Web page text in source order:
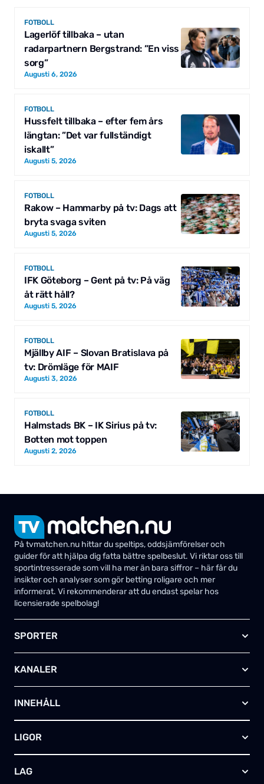
FOTBOLL
Lagerlöf tillbaka – utan
radarpartnern Bergstrand: ”En viss
sorg”
Augusti 6, 2026
FOTBOLL
Hussfelt tillbaka – efter fem års
längtan: ”Det var fullständigt
iskallt”
Augusti 5, 2026
FOTBOLL
Rakow – Hammarby på tv: Dags att
bryta svaga sviten
Augusti 5, 2026
FOTBOLL
IFK Göteborg – Gent på tv: På väg
åt rätt håll?
Augusti 5, 2026
FOTBOLL
Mjällby AIF – Slovan Bratislava på
tv: Drömläge för MAIF
Augusti 3, 2026
FOTBOLL
Halmstads BK – IK Sirius på tv:
Botten mot toppen
Augusti 2, 2026
På tvmatchen.nu hittar du speltips, oddsjämförelser och
guider för att hjälpa dig fatta bättre spelbeslut. Vi riktar oss till
sportintresserade som vill ha mer än bara siffror – här får du
insikter och analyser som gör betting roligare och mer
informerat. Vi rekommenderar att du endast spelar hos
licensierade spelbolag!
SPORTER
Ishockey
Amerikansk fotboll
Basket
Bandy
KANALER
TV4 Play Sport Total
Kanal 5
HBO Max (SE)
INNEHÅLL
Kontakta oss
Annonsera
Skapa egen TV-tablå
LIGOR
Championship
LAG